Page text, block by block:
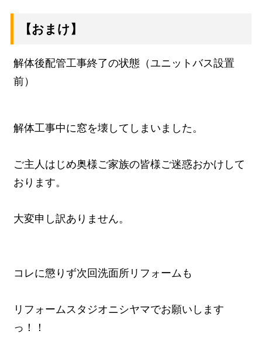
【おまけ】
解体後配管工事終了の状態（ユニットバス設置
前）
解体工事中に窓を壊してしまいました。
ご主人はじめ奥様ご家族の皆様ご迷惑おかけして
おります。
大変申し訳ありません。
コレに懲りず次回洗面所リフォームも
リフォームスタジオニシヤマでお願いします
っ！！